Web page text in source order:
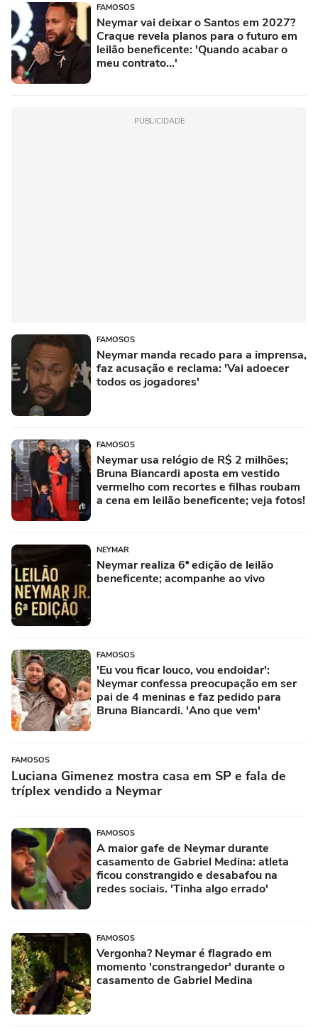
FAMOSOS
Neymar vai deixar o Santos em 2027?
Craque revela planos para o futuro em
leilão beneficente: 'Quando acabar o
meu contrato...'
PUBLICIDADE
FAMOSOS
Neymar manda recado para a imprensa,
faz acusação e reclama: 'Vai adoecer
todos os jogadores'
FAMOSOS
Neymar usa relógio de R$ 2 milhões;
Bruna Biancardi aposta em vestido
vermelho com recortes e filhas roubam
a cena em leilão beneficente; veja fotos!
NEYMAR
Neymar realiza 6ª edição de leilão
beneficente; acompanhe ao vivo
FAMOSOS
'Eu vou ficar louco, vou endoidar':
Neymar confessa preocupação em ser
pai de 4 meninas e faz pedido para
Bruna Biancardi. 'Ano que vem'
FAMOSOS
Luciana Gimenez mostra casa em SP e fala de
tríplex vendido a Neymar
FAMOSOS
A maior gafe de Neymar durante
casamento de Gabriel Medina: atleta
ficou constrangido e desabafou na
redes sociais. 'Tinha algo errado'
FAMOSOS
Vergonha? Neymar é flagrado em
momento 'constrangedor' durante o
casamento de Gabriel Medina